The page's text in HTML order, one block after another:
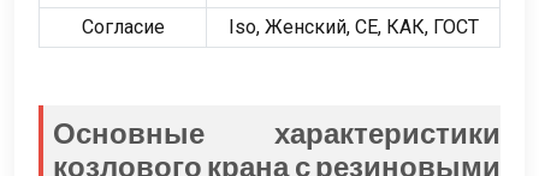
Согласие Iso, Женский, CE, КАК, ГОСТ
Основные характеристики
козлового крана с резиновыми